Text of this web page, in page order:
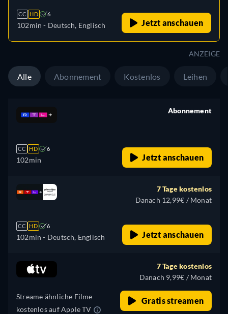
CC HD 6
102min - Deutsch, Englisch Jetzt anschauen
ANZEIGE
Alle Abonnement Kostenlos Leihen
CC HD 6
102min
Abonnement
Jetzt anschauen
CC HD 6
102min - Deutsch, Englisch
7 Tage kostenlos
Danach 12,99€ / Monat
Jetzt anschauen
Streame ähnliche Filme
kostenlos auf Apple TV
7 Tage kostenlos
Danach 9,99€ / Monat
Gratis streamen